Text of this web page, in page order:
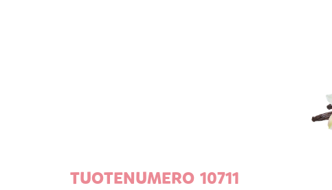
TUOTENUMERO 10711